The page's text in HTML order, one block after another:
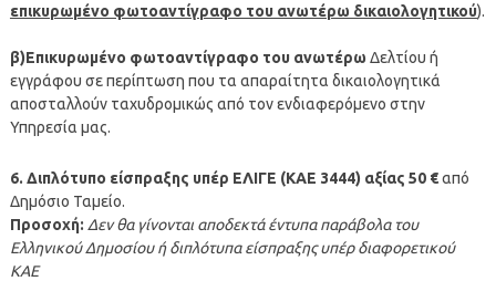
επικυρωμένο φωτοαντίγραφο του ανωτέρω δικαιολογητικού).
β)Επικυρωμένο φωτοαντίγραφο του ανωτέρω Δελτίου ή
εγγράφου σε περίπτωση που τα απαραίτητα δικαιολογητικά
αποσταλλούν ταχυδρομικώς από τον ενδιαφερόμενο στην
Υπηρεσία μας.
6. Διπλότυπο είσπραξης υπέρ ΕΛΙΓΕ (ΚΑΕ 3444) αξίας 50 €από
Δημόσιο Ταμείο.
Προσοχή: Δεν θα γίνονται αποδεκτά έντυπα παράβολα του
Ελληνικού Δημοσίου ή διπλότυπα είσπραξης υπέρ διαφορετικού
ΚΑΕ